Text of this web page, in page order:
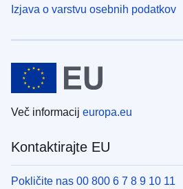
Izjava o varstvu osebnih podatkov
Več informacij europa.eu
Kontaktirajte EU
Pokličite nas 00 800 6 7 8 9 10 11